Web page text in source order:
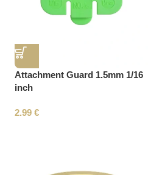
Attachment Guard 1.5mm 1/16
inch
2.99 €